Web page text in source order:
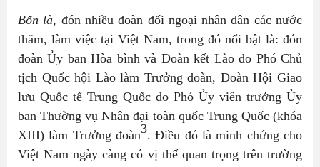
Bốn là, đón nhiều đoàn đối ngoại nhân dân các nước
thăm, làm việc tại Việt Nam, trong đó nổi bật là: đón
đoàn Ủy ban Hòa bình và Đoàn kết Lào do Phó Chủ
tịch Quốc hội Lào làm Trưởng đoàn, Đoàn Hội Giao
lưu Quốc tế Trung Quốc do Phó Ủy viên trưởng Ủy
ban Thường vụ Nhân đại toàn quốc Trung Quốc (khóa
XIII) làm Trưởng đoàn3. Điều đó là minh chứng cho
Việt Nam ngày càng có vị thế quan trọng trên trường